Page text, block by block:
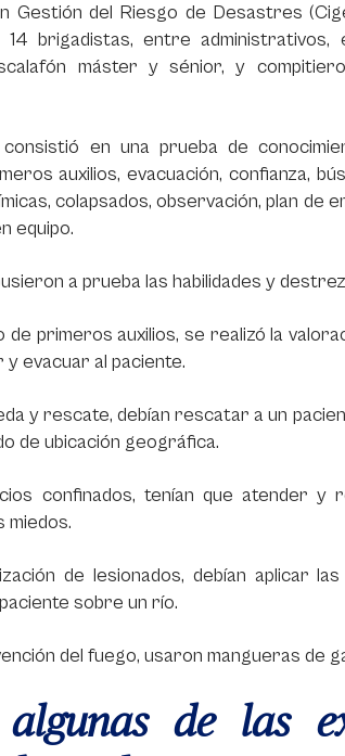
Gestión del Riesgo de Desastres
brigadistas, entre administrativos,
máster y sénior, y
en una prueba de
auxilios, evacuación, confianza,
colapsados, observación, plan de
equipo.
a prueba las habilidades y
de primeros auxilios, se realizó la
evacuar al paciente.
y rescate, debían rescatar a un
de ubicación geográfica.
confinados, tenían que atender
miedos.
de lesionados, debían aplicar
sobre un río.
del fuego, usaron mangueras de
algunas de las